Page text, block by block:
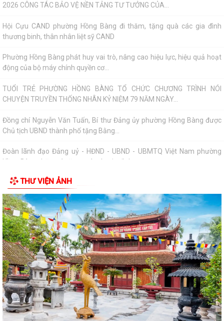
2026 CÔNG TÁC BẢO VỆ NỀN TẢNG TƯ TƯỞNG CỦA...
Hội Cựu CAND phường Hồng Bàng đi thăm, tặng quà các gia đình
thương binh, thân nhân liệt sỹ CAND
Phường Hồng Bàng phát huy vai trò, nâng cao hiệu lực, hiệu quả hoạt
động của bộ máy chính quyền cơ...
TUỔI TRẺ PHƯỜNG HỒNG BÀNG TỔ CHỨC CHƯƠNG TRÌNH NÓI
CHUYỆN TRUYỀN THỐNG NHÂN KỶ NIỆM 79 NĂM NGÀY...
Đồng chí Nguyễn Văn Tuấn, Bí thư Đảng ủy phường Hồng Bàng được
Chủ tịch UBND thành phố tặng Bằng...
Đoàn lãnh đạo Đảng uỷ - HĐND - UBND - UBMTQ Việt Nam phường
Hồng Bàng thăm và tặng quà các gia đình...
PHƯỜNG HỒNG BÀNG PHỐI HỢP VỚI CÁC ĐƠN VỊ, DOANH NGHIỆP VÀ
CÁC NHÀ HẢO TÂM TỔ CHỨC TẶNG QUÀ TRI ÂN...
TUỔI TRẺ PHƯỜNG HỒNG BÀNG THĂM, TẶNG QUÀ CÁC GIA ĐÌNH
CHÍNH SÁCH NHÂN KỶ NIỆM 79 NĂM NGÀY THƯƠNG...
Đoàn lãnh đạo Đảng uỷ - HĐND - UBND - UBMTQ Việt Nam phường
Hồng Bàng thăm và tặng quà các gia đình...
THÔNG BÁO: Tổ chức Lễ tưởng niệm và cầu siêu các Bà mẹ Việt Nam
anh hùng, Anh hùng Liệt sĩ nhân...
Đoàn lãnh đạo Đảng uỷ - HĐND - UBND - UBMTQ Việt Nam phường
Hồng Bàng thăm và tặng quà các gia đình...
THƯ VIỆN ẢNH